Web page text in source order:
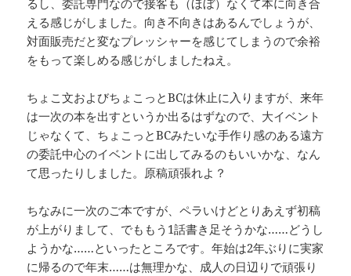
える感じがしました。向き不向きはあるんでしょうが、
対面販売だと変なプレッシャーを感じてしまうので余裕
をもって楽しめる感じがしましたねえ。
ちょこ文およびちょこっとBCは休止に入りますが、来年
は一次の本を出すというか出るはずなので、大イベント
じゃなくて、ちょこっとBCみたいな手作り感のある遠方
の委託中心のイベントに出してみるのもいいかな、なん
て思ったりしました。原稿頑張れよ？
ちなみに一次のご本ですが、ペラいけどとりあえず初稿
が上がりまして、でももう1話書き足そうかな……どうし
ようかな……といったところです。年始は2年ぶりに実家
に帰るので年末……は無理かな、成人の日辺りで頑張り